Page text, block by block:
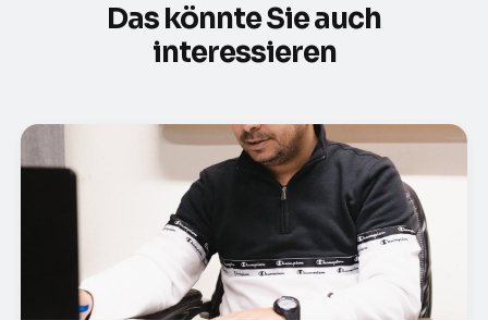
Das könnte Sie auch
interessieren